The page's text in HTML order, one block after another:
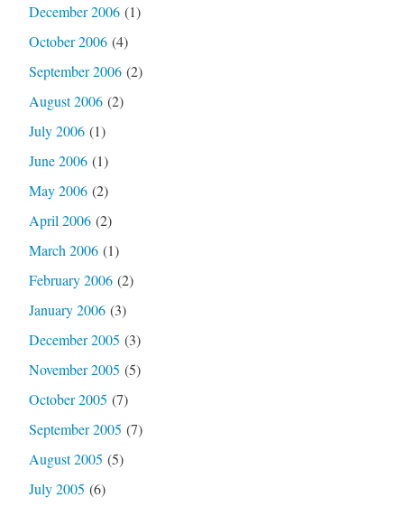
December 2006(1)
October 2006(4)
September 2006(2)
August 2006(2)
July 2006(1)
June 2006(1)
May 2006(2)
April 2006(2)
March 2006(1)
February 2006(2)
January 2006(3)
December 2005 (3)
November 2005 (5)
October 2005 (7)
September 2005 (7)
August 2005 (5)
July 2005 (6)